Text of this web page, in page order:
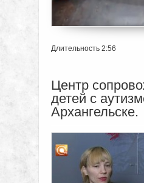
Длительность 2:56
Центр
детей с
Архангельске.